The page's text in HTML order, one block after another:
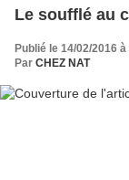
Le soufflé au
Publié le 14/02/2016 à
Par CHEZ NAT